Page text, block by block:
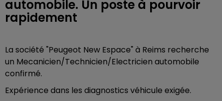
automobile. Un poste à pourvoir
rapidement
La société "Peugeot New Espace" à Reims recherche
un Mecanicien/Technicien/Electricien automobile
confirmé.
Expérience dans les diagnostics véhicule exigée.